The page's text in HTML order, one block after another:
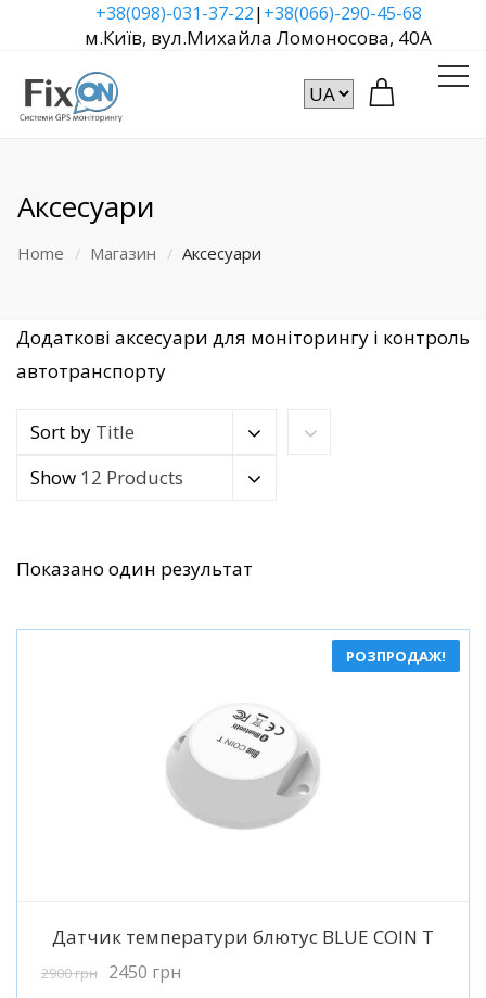
+38(098)-031-37-22|+38(066)-290-45-68
м.Київ, вул.Михайла Ломоносова, 40А
Аксесуари
Home Магазин Аксесуари
Додаткові аксесуари для моніторингу і контроль
автотранспорту
Sort by Title
Show 12 Products
Показано один результат
РОЗПРОДАЖ!
Детальніше
Датчик температури блютус BLUE COIN T
2900грн 2450 грн